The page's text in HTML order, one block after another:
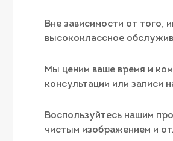
Вне зависимости от того,
высококлассное
Мы ценим ваше время и
консультации или записи
Воспользуйтесь нашим
чистым изображением и